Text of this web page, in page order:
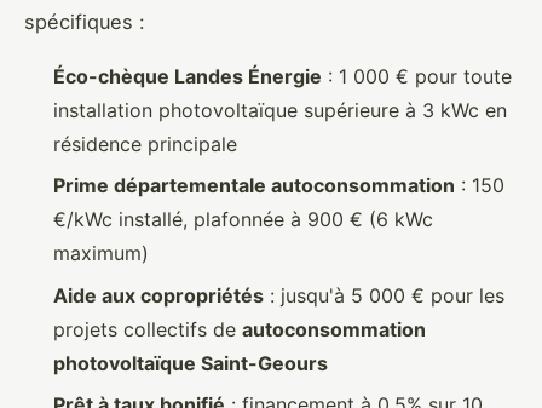
spécifiques :
Éco-chèque Landes Énergie : 1 000 € pour toute
installation photovoltaïque supérieure à 3 kWc en
résidence principale
Prime départementale autoconsommation : 150
€/kWc installé, plafonnée à 900 € (6 kWc
maximum)
Aide aux copropriétés : jusqu'à 5 000 € pour les
projets collectifs de autoconsommation
photovoltaïque Saint-Geours